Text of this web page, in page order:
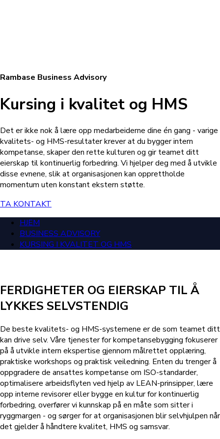
Rambase Business Advisory
Kursing i kvalitet og HMS
Det er ikke nok å lære opp medarbeiderne dine én gang - varige
kvalitets- og HMS-resultater krever at du bygger intern
kompetanse, skaper den rette kulturen og gir teamet ditt
eierskap til kontinuerlig forbedring. Vi hjelper deg med å utvikle
disse evnene, slik at organisasjonen kan opprettholde
momentum uten konstant ekstern støtte.
TA KONTAKT
HJEM
BUSINESS ADVISORY
KURSING I KVALITET OG HMS
FERDIGHETER OG EIERSKAP TIL Å
LYKKES SELVSTENDIG
De beste kvalitets- og HMS-systemene er de som teamet ditt
kan drive selv. Våre tjenester for kompetansebygging fokuserer
på å utvikle intern ekspertise gjennom målrettet opplæring,
praktiske workshops og praktisk veiledning. Enten du trenger å
oppgradere de ansattes kompetanse om ISO-standarder,
optimalisere arbeidsflyten ved hjelp av LEAN-prinsipper, lære
opp interne revisorer eller bygge en kultur for kontinuerlig
forbedring, overfører vi kunnskap på en måte som sitter i
ryggmargen - og sørger for at organisasjonen blir selvhjulpen når
det gjelder å håndtere kvalitet, HMS og samsvar.